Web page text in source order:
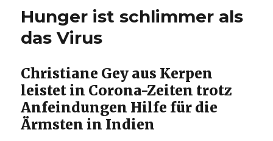
Hunger ist schlimmer als
das Virus
Christiane Gey aus Kerpen
leistet in Corona-Zeiten trotz
Anfeindungen Hilfe für die
Ärmsten in Indien